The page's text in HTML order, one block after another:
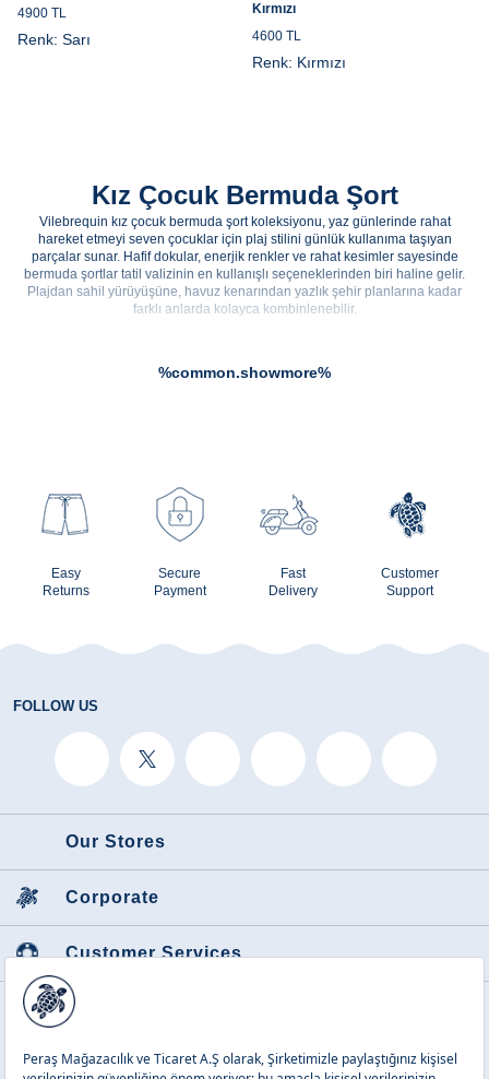
4900 TL
Renk: Sarı
Kırmızı
4600 TL
Renk: Kırmızı
Kız Çocuk Bermuda Şort
Vilebrequin kız çocuk bermuda şort koleksiyonu, yaz günlerinde rahat
hareket etmeyi seven çocuklar için plaj stilini günlük kullanıma taşıyan
parçalar sunar. Hafif dokular, enerjik renkler ve rahat kesimler sayesinde
bermuda şortlar tatil valizinin en kullanışlı seçeneklerinden biri haline gelir.
Plajdan sahil yürüyüşüne, havuz kenarından yazlık şehir planlarına kadar
farklı anlarda kolayca kombinlenebilir.
Kız çocuk bermuda şort modelleri, yaz aylarında hem rahat hem de özenli bir
oynayabilmesine imkan tanır. Plajda mayo üzerine giyilebilir, sahil
restoranına geçerken daha düzenli bir görünüm oluşturabilir ya da yaz
akşamlarında basic üstlerle tamamlanabilir. Daha feminen ve hareketli bir
dengeli bir çeşitlilik yakalanabilir.
Kız çocuk bermuda şort koleksiyonunda renk ve desen seçimi, yaz
kombinlerinin karakterini belirleyen önemli detaylardan biridir. Canlı tonlar,
planına uygun bir görünüm oluşturabilir.
Bermuda Şort Modelleri
Bermuda şort modelleri, yazın farklı kullanım alanlarına uyum sağlayan
esnek parçalardır. Sabah plajda başlayan bir gün, öğleden sonra sahil
gezisiyle devam ettiğinde aynı şort küçük dokunuşlarla farklı bir stile
Deniz ve havuz günlerinde bermuda şortlar mayo ya da bikini üzerine
sevimli bir görünüm yaratır. Hızlı hazırlanmayı kolaylaştıran bu kombin,
çocukların gün içinde özgürce hareket etmesine de destek olur.
Günlük kullanımda ise bermuda şortlar tişört, ince gömlek ya da plaj
üstleriyle birlikte düşünülebilir. Yazlık bir sandalet, renkli bir çanta ya da sade
koleksiyonlarında öne çıkan rahatlık hissi, bu parçaların hem tatilde hem de
Kız Çocuk Bermuda Şort İle Kombin
Önerileri
%common.showmore%
Easy
Returns
Secure
Payment
Fast
Delivery
Customer
Support
FOLLOW US
Our Stores
Corporate
Customer Services
Featured Categories